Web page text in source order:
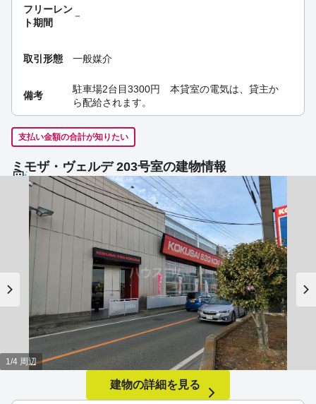
フリーレン
ト期間
－
取引形態 一般媒介
備考
駐車場2台目3300円 本貸室の電気は、貸主か
ら配給されます。
支払い金額の合計が知りたい
ミモザ・ヴェルデ 203号室の建物情報
1/4 周辺
建物の詳細を見る